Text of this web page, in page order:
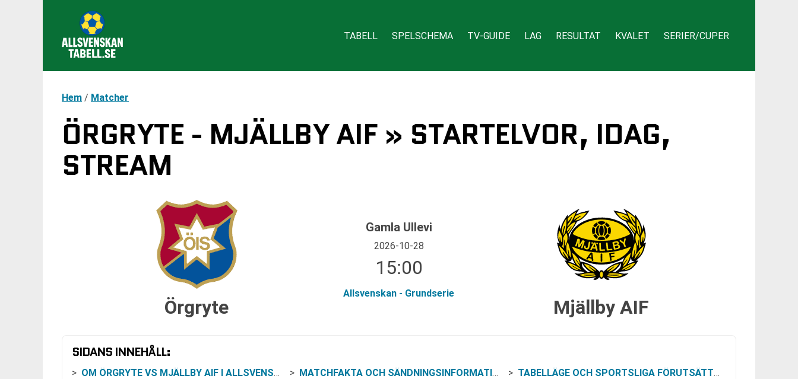
TABELL SPELSCHEMA TV-GUIDE LAG RESULTAT KVALET SERIER/CUPER
Hem / Matcher
ÖRGRYTE - MJÄLLBY AIF » STARTELVOR, IDAG,
STREAM
Örgryte
Gamla Ullevi
2026-10-28
15:00
Allsvenskan - Grundserie
Mjällby AIF
SIDANS INNEHÅLL:
OM ÖRGRYTE VS MJÄLLBY AIF I ALLSVENSKAN MATCHFAKTA OCH SÄNDNINGSINFORMATION
TABELLÄGE OCH SPORTSLIGA FÖRUTSÄTTNINGAR